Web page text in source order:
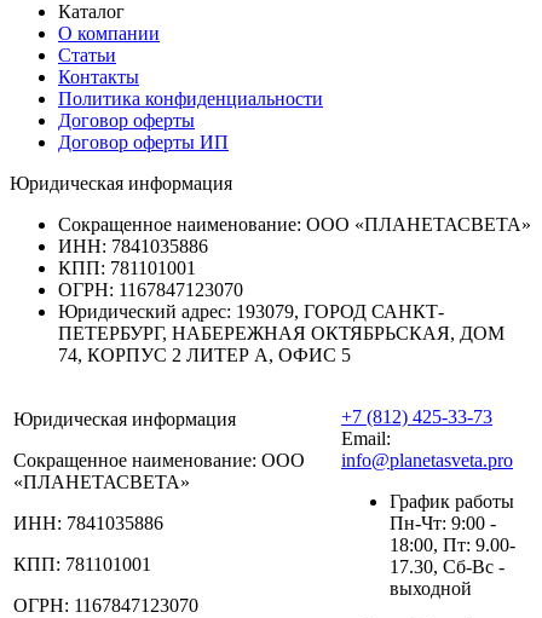
Каталог
О компании
Статьи
Контакты
Политика конфиденциальности
Договор оферты
Договор оферты ИП
Юридическая информация
Сокращенное наименование: ООО «ПЛАНЕТАСВЕТА»
ИНН: 7841035886
КПП: 781101001
ОГРН: 1167847123070
Юридический адрес: 193079, ГОРОД САНКТ-
ПЕТЕРБУРГ, НАБЕРЕЖНАЯ ОКТЯБРЬСКАЯ, ДОМ
74, КОРПУС 2 ЛИТЕР А, ОФИС 5
Юридическая информация
Сокращенное наименование: ООО
«ПЛАНЕТАСВЕТА»
ИНН: 7841035886
КПП: 781101001
ОГРН: 1167847123070
+7 (812) 425-33-73
Email:
info@planetasveta.pro
График работы
Пн-Чт: 9:00 -
18:00, Пт: 9.00-
17.30, Сб-Вс -
выходной